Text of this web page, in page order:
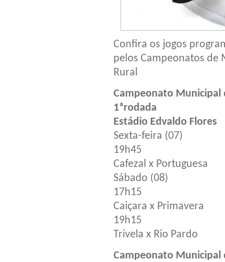
Confira os jogos
pelos Campeonatos de
Rural
Campeonato
1ªrodada
Estádio Edvaldo Flores
Sexta-feira (07)
19h45
Cafezal x Portuguesa
Sábado (08)
17h15
Caiçara x Primavera
19h15
Trivela x Rio Pardo
Campeonato Municipal